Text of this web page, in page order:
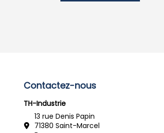
Contactez-nous
TH-Industrie
13 rue Denis Papin
71380 Saint-Marcel